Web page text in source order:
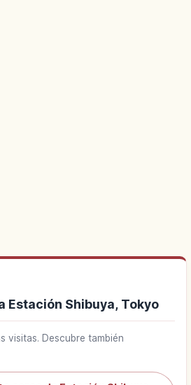
Estación Shibuya, Tokyo
visitas. Descubre también